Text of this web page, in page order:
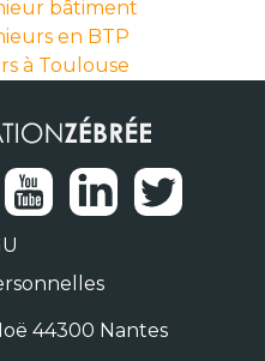
bâtiment
en BTP
à Toulouse
44300 Nantes